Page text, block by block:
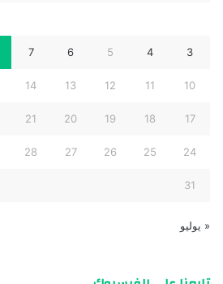
3
4
5
6
7
10
11
12
13
14
17
18
19
20
21
24
25
26
27
28
31
« يوليو